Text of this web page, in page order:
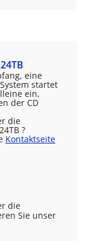
eine
startet
ein,
der CD
die
?
Kontaktseite
die
Sie unser